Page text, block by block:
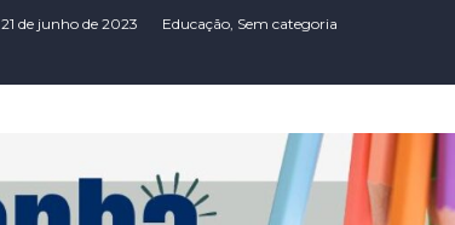
21 de junho de 2023 Educação, Sem categoria